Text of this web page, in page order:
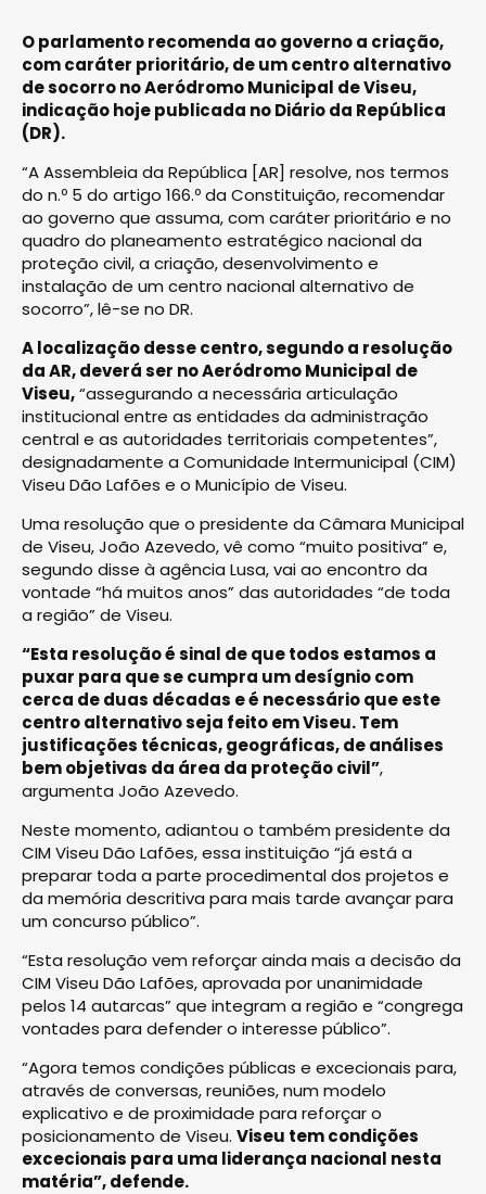
O parlamento recomenda ao governo a criação,
com caráter prioritário, de um centro alternativo
de socorro no Aeródromo Municipal de Viseu,
indicação hoje publicada no Diário da República
(DR).
“A Assembleia da República [AR] resolve, nos termos
do n.º 5 do artigo 166.º da Constituição, recomendar
ao governo que assuma, com caráter prioritário e no
quadro do planeamento estratégico nacional da
proteção civil, a criação, desenvolvimento e
instalação de um centro nacional alternativo de
socorro”, lê-se no DR.
A localização desse centro, segundo a resolução
da AR, deverá ser no Aeródromo Municipal de
Viseu,“assegurando a necessária articulação
institucional entre as entidades da administração
central e as autoridades territoriais competentes”,
designadamente a Comunidade Intermunicipal (CIM)
Viseu Dão Lafões e o Município de Viseu.
Uma resolução que o presidente da Câmara Municipal
de Viseu, João Azevedo, vê como “muito positiva” e,
segundo disse à agência Lusa, vai ao encontro da
vontade “há muitos anos” das autoridades “de toda
a região” de Viseu.
“Esta resolução é sinal de que todos estamos a
puxar para que se cumpra um desígnio com
cerca de duas décadas e é necessário que este
centro alternativo seja feito em Viseu. Tem
justificações técnicas, geográficas, de análises
bem objetivas da área da proteção civil”,
argumenta João Azevedo.
Neste momento, adiantou o também presidente da
CIM Viseu Dão Lafões, essa instituição “já está a
preparar toda a parte procedimental dos projetos e
da memória descritiva para mais tarde avançar para
um concurso público”.
“Esta resolução vem reforçar ainda mais a decisão da
CIM Viseu Dão Lafões, aprovada por unanimidade
pelos 14 autarcas” que integram a região e “congrega
vontades para defender o interesse público”.
“Agora temos condições públicas e excecionais para,
através de conversas, reuniões, num modelo
explicativo e de proximidade para reforçar o
posicionamento de Viseu. Viseu tem condições
excecionais para uma liderança nacional nesta
matéria”, defende.